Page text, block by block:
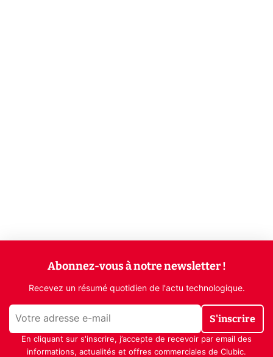
Abonnez-vous à notre newsletter !
Recevez un résumé quotidien de l'actu technologique.
S'inscrire
En cliquant sur s'inscrire, j’accepte de recevoir par email des
informations, actualités et offres commerciales de Clubic.